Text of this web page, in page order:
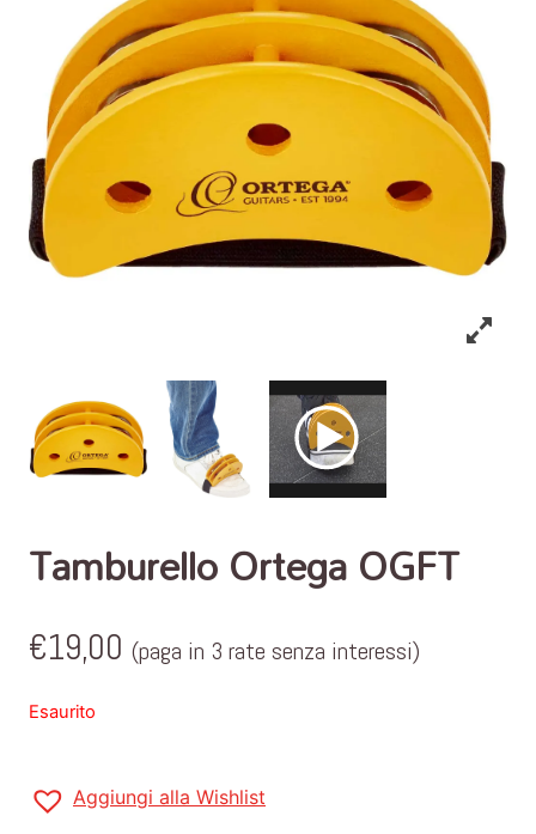
Tamburello Ortega OGFT
€19,00 (paga in 3 rate senza interessi)
Esaurito
Aggiungi alla Wishlist